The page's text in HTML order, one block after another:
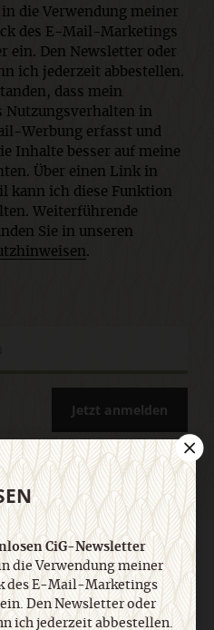
die Verwendung meiner
des E-Mail-Marketings
ein. Den Newsletter oder
ich jederzeit abbestellen.
dass mein
Nutzungsverhalten in
Werbung erfasst und
Inhalte besser auf meine
Über einen Link in
kann ich diese Funktion
Weiterführende
Sie in unseren
.
Jetzt anmelden
Datenschutz
Barrierefreiheit
CiG-Newsletter
die Verwendung meiner
des E-Mail-Marketings
Den Newsletter oder
ich jederzeit abbestellen.